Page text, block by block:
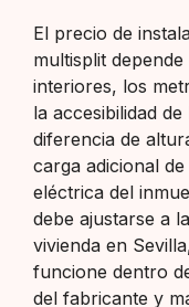
El precio de
multisplit
interiores, los
la accesibilidad
diferencia de
carga adicional
eléctrica del
debe ajustarse a
vivienda en
funcione dentro
del fabricante y